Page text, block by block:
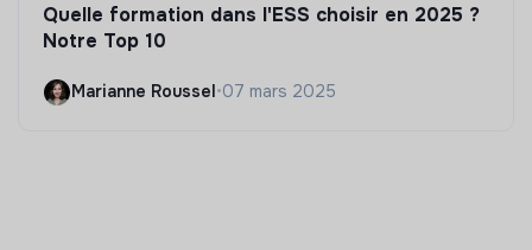
Quelle formation dans l'ESS choisir en 2025 ?
Notre Top 10
Marianne Roussel •07 mars 2025